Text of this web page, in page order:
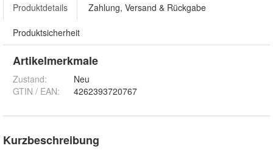
Produktdetails Zahlung, Versand & Rückgabe
Produktsicherheit
Artikelmerkmale
Zustand:
Neu
GTIN / EAN:
4262393720767
Kurzbeschreibung